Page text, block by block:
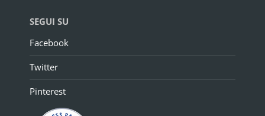
SEGUI SU
Facebook
Twitter
Pinterest